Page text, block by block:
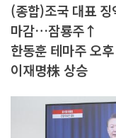
(종합)조국 대표
마감…잠룡주↑
한동훈 테마주 오
이재명株 상승